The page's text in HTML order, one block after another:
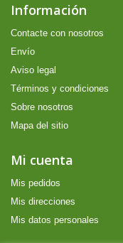
Información
Contacte con nosotros
Envío
Aviso legal
Términos y condiciones
Sobre nosotros
Mapa del sitio
Mi cuenta
Mis pedidos
Mis direcciones
Mis datos personales